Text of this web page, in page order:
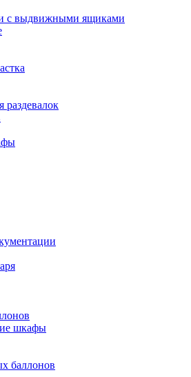
с выдвижными ящиками
шкафы
баллонов